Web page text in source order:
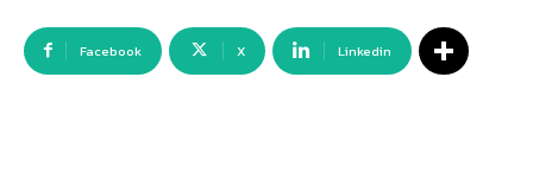
Facebook X Linkedin